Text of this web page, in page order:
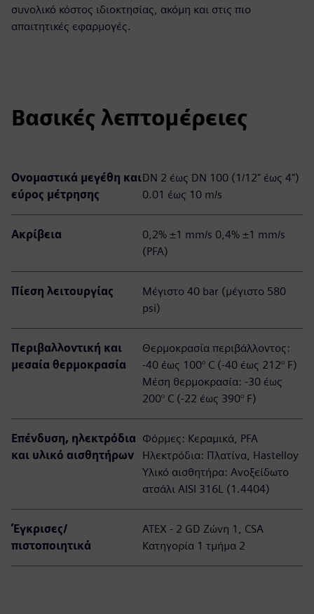
συνολικό κόστος ιδιοκτησίας, ακόμη και στις πιο
απαιτητικές εφαρμογές.
Βασικές λεπτομέρειες
Ονομαστικά μεγέθη και
εύρος μέτρησης
DN 2 έως DN 100 (1/12" έως 4")
0.01 έως 10 m/s
Ακρίβεια
0,2% ±1 mm/s 0,4% ±1 mm/s
(PFA)
Πίεση λειτουργίας
Μέγιστο 40 bar (μέγιστο 580
psi)
Περιβαλλοντική και
μεσαία θερμοκρασία
Θερμοκρασία περιβάλλοντος:
-40 έως 100° C (-40 έως 212° F)
Μέση θερμοκρασία: -30 έως
200° C (-22 έως 390° F)
Επένδυση, ηλεκτρόδια
και υλικό αισθητήρων
Φόρμες: Κεραμικά, PFA
Ηλεκτρόδια: Πλατίνα, Hastelloy
Υλικό αισθητήρα: Ανοξείδωτο
ατσάλι AISI 316L (1.4404)
Έγκρισες/
πιστοποιητικά
ATEX - 2 GD Ζώνη 1, CSA
Κατηγορία 1 τμήμα 2